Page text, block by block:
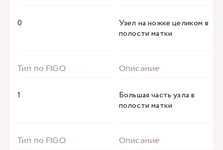
0
Узел на ножке целиком в
полости матки
1
Большая часть узла в
полости матки